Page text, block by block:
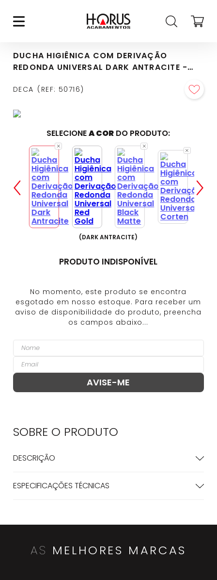
DUCHA HIGIÊNICA COM DERIVAÇÃO
REDONDA UNIVERSAL DARK ANTRACITE -
DECA REF: 50716
SELECIONEA COR DO PRODUTO:
(DARK ANTRACITE)
PRODUTO INDISPONÍVEL
SOBRE O PRODUTO
DESCRIÇÃO
ESPECIFICAÇÕES TÉCNICAS
AS MELHORES MARCAS